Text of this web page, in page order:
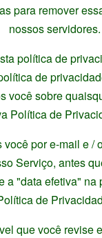
para remover
nossos servidores.
política de
de
você sobre
Política de
você por e-mail e /
Serviço, antes
a "data efetiva" na
de
que você revise